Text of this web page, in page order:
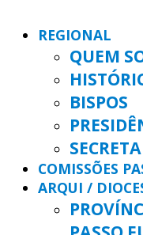
REGIONAL
QUEM
BISPOS
COMISSÕES
ARQUI /